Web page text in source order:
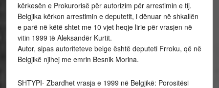
kërkesën e Prokurorisë për autorizim për arrestimin e tij.
Belgjika kërkon arrestimin e deputetit, i dënuar në shkallën
e parë në këtë shtet me 10 vjet heqje lirie për vrasjen në
vitin 1999 të Aleksandër Kurtit.
Autor, sipas autoriteteve belge është deputeti Frroku, që në
Belgjikë njihej me emrin Besnik Morina.
SHTYPI- Zbardhet vrasja e 1999 në Belgjikë: Porositësi